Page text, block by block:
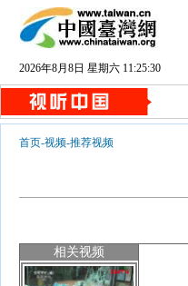
2026年8月8日 星期六 11:25:31
首页-视频-推荐视频
相关视频